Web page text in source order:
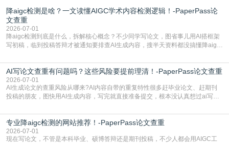
降aigc检测是啥？一文读懂AIGC学术内容检测逻辑！-PaperPass论
文查重
2026-07-01
降aigc检测到底是什么，拆解核心概念？不少同学写论文，图省事儿用AI搭框架
写初稿，临到投稿答辩才被通知要排查AI生成内容，搜半天资料都没搞懂降aigc
怕是已经入行的科研人员，不少人也搞不清降aigc检测是啥，对相关要求摸不
准。其实，降aigc检测是伴随AIGC工具在学术领域普及诞生的新需求，核心是为
了满足现在高校、期刊对AI生
AI写论文查重有问题吗？这些风险要提前理清！-PaperPass论文查重
2026-07-01
AI生成论文的查重风险从哪来?AI内容自带的重复特性很多赶毕业论文、赶期刊
投稿的朋友，图快用AI生成内容，写完就直接准备提交，根本没认真想过ai写论
自带不可忽视的查重风险。AI训练依赖海量公开的文本数据，生成内容本质是基
于训练数据的概率拼接，不是从零开始的原创创作。生成过程中，很容易复用已
有的高频公共表述，甚至直接拼接已经公开
专业降aigc检测的网站推荐！-PaperPass论文查重
2026-07-01
现在写论文，不管是本科毕业、硕博答辩还是期刊投稿，不少人都会用AIGC工